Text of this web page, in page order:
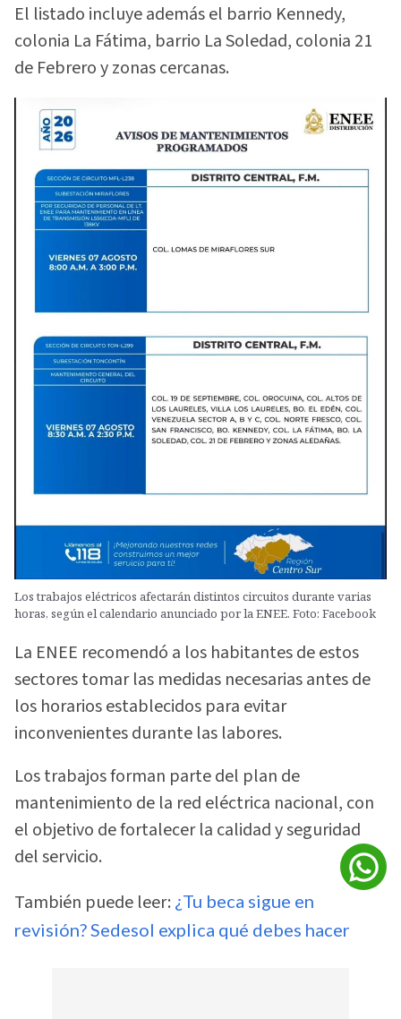
El listado incluye además el barrio Kennedy,
colonia La Fátima, barrio La Soledad, colonia 21
de Febrero y zonas cercanas.
Los trabajos eléctricos afectarán distintos circuitos durante varias
horas, según el calendario anunciado por la ENEE. Foto: Facebook
La ENEE recomendó a los habitantes de estos
sectores tomar las medidas necesarias antes de
los horarios establecidos para evitar
inconvenientes durante las labores.
Los trabajos forman parte del plan de
mantenimiento de la red eléctrica nacional, con
el objetivo de fortalecer la calidad y seguridad
del servicio.
También puede leer: ¿Tu beca sigue en
revisión? Sedesol explica qué debes hacer